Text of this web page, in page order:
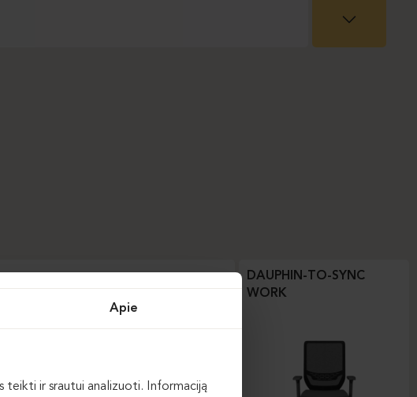
DAUPHIN-TO-SYNC
WORK
Apie
teikti ir srautui analizuoti. Informaciją